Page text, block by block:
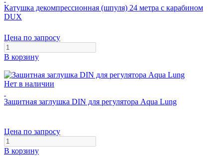
Катушка декомпрессионная (шпуля) 24 метра с карабином
DUX
Цена по запросу
В корзину
Нет в наличии
Защитная заглушка DIN для регулятора Aqua Lung
Цена по запросу
В корзину